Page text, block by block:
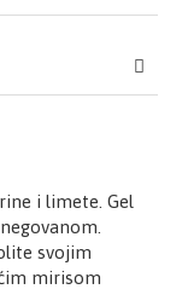
i limete. Gel
svojim
mirisom